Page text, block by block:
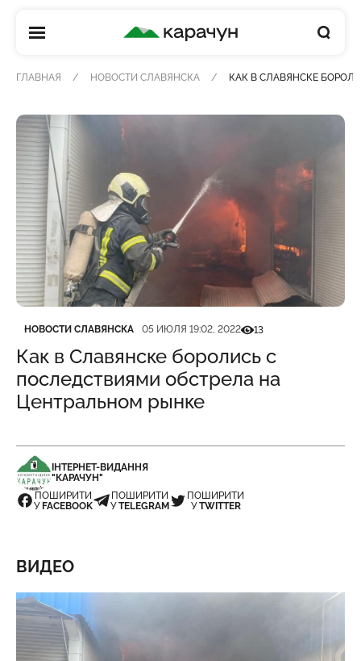
КАРАЧУН
ГЛАВНАЯ НОВОСТИ СЛАВЯНСКА КАК В СЛАВЯНСКЕ
Категория
НОВОСТИ СЛАВЯНСКА
Дата публикации 05 ИЮЛЯ 19:02, 2022Кількість переглядів
13
Как в Славянске боролись с
последствиями обстрела на
Центральном рынке
ІНТЕРНЕТ-ВИДАННЯ
"КАРАЧУН"
ПОШИРИТИ
У FACEBOOK
ПОШИРИТИ
УTELEGRAM
ПОШИРИТИ
УTWITTER
ВИДЕО